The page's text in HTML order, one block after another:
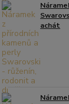
achát